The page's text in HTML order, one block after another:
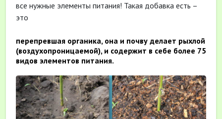
все нужные элементы питания! Такая добавка есть –
это
перепревшая органика, она и почву делает рыхлой
(воздухопроницаемой), и содержит в себе более 75
видов элементов питания.